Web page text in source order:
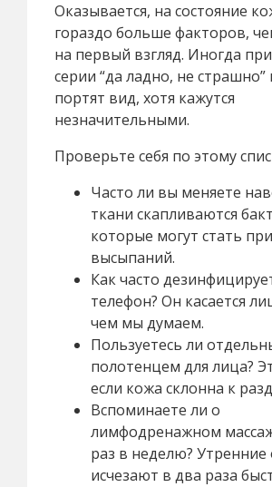
Оказывается, на состояние
гораздо больше факторов,
на первый взгляд. Иногда
серии “да ладно, не страшно”
портят вид, хотя кажутся
незначительными.
Проверьте себя по этому
Часто ли вы меняете
ткани скапливаются
которые могут стать
высыпаний.
Как часто
телефон? Он касается
чем мы думаем.
Пользуетесь ли
полотенцем для лица?
если кожа склонна к
Вспоминаете ли о
лимфодренажном
раз в неделю? Утренние
исчезают в два раза